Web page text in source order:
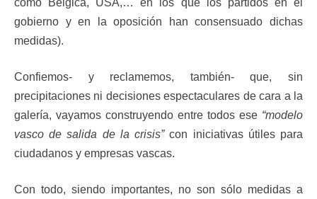
como Bélgica, USA,… en los que los partidos en el
gobierno y en la oposición han consensuado dichas
medidas).
Confiemos- y reclamemos, también- que, sin
precipitaciones ni decisiones espectaculares de cara a la
galería, vayamos construyendo entre todos ese “modelo
vasco de salida de la crisis”con iniciativas útiles para
ciudadanos y empresas vascas.
Con todo, siendo importantes, no son sólo medidas a